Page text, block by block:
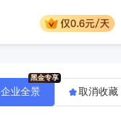
企业全景 取消收藏